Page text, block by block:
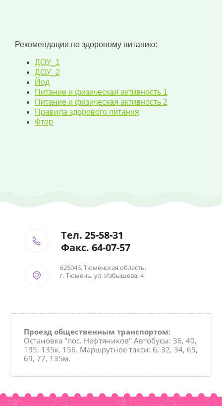
Рекомендации по здоровому питанию:
ДОУ_1
ДОУ_2
Йод
Питание и физическая активность 1
Питание и физическая активность 2
Правила здорового питания
Фтор
Тел. 25-58-31
Факс. 64-07-57
625043, Тюменская область,
г. Тюмень, ул. Избышева, 4
Проезд общественным транспортом:
Остановка "пос. Нефтяников" Автобусы: 36, 40,
135, 135к, 156. Маршрутное такси: 6, 32, 34, 65,
69, 77, 135м.